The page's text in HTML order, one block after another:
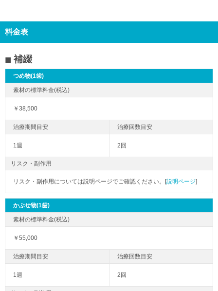
料金表
補綴
つめ物(1歯)
￥38,500
1週 2回
リスク・副作用
リスク・副作用については説明ページでご確認ください。[説明ページ]
かぶせ物(1歯)
￥55,000
1週 2回